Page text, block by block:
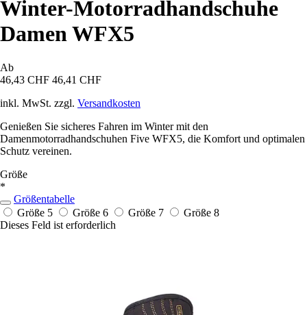
Winter-Motorradhandschuhe
Damen WFX5
Ab
46,43 CHF 46,41 CHF
inkl. MwSt. zzgl. Versandkosten
Genießen Sie sicheres Fahren im Winter mit den
Damenmotorradhandschuhen Five WFX5, die Komfort und optimalen
Schutz vereinen.
Größe
*
Größentabelle
Größe 5
Größe 6 Größe 7
Größe 8
Dieses Feld ist erforderlich